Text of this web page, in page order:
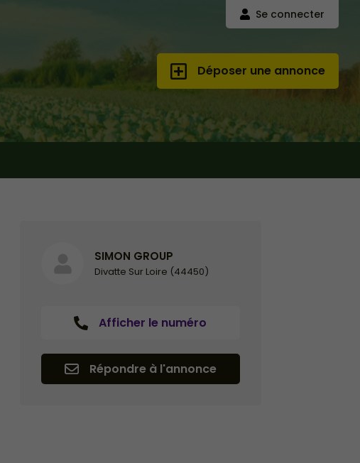
Déposer une annonce
Se connecter
SIMON GROUP
Divatte Sur Loire (44450)
Afficher le numéro
Répondre à l'annonce